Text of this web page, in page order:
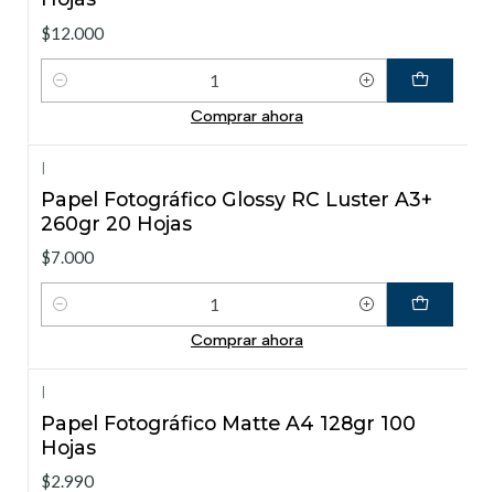
$12.000
Cantidad
Comprar ahora
|
Papel Fotográfico Glossy RC Luster A3+
260gr 20 Hojas
$7.000
Cantidad
Comprar ahora
|
Papel Fotográfico Matte A4 128gr 100
Hojas
$2.990